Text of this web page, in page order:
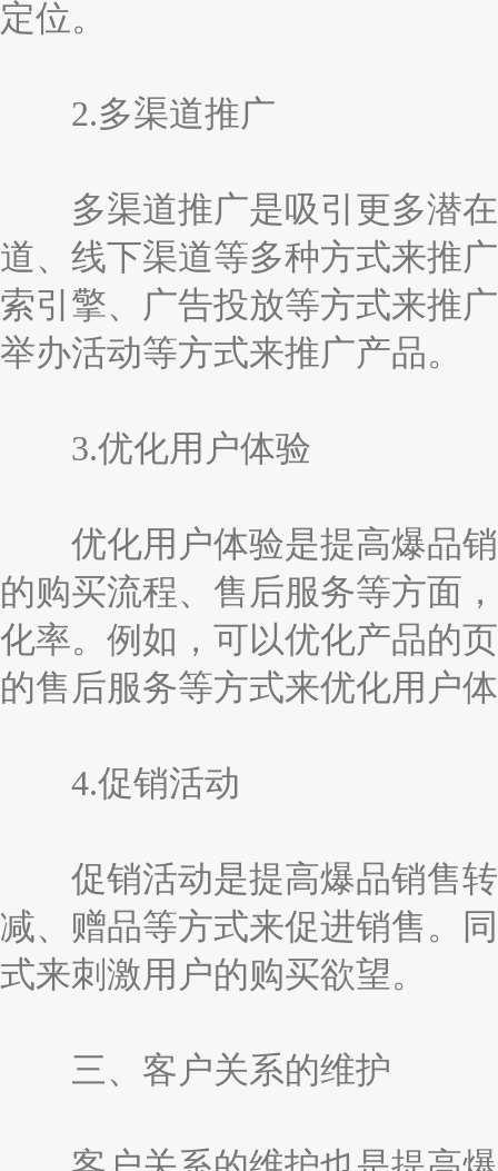
定位。
2.多渠道推广
多渠道推广是吸引更多潜在
道、线下渠道等多种方式来推
索引擎、广告投放等方式来推
举办活动等方式来推广产品。
3.优化用户体验
优化用户体验是提高爆品销
的购买流程、售后服务等方面
化率。例如，可以优化产品的
的售后服务等方式来优化用户
4.促销活动
促销活动是提高爆品销售转
减、赠品等方式来促进销售。
式来刺激用户的购买欲望。
三、客户关系的维护